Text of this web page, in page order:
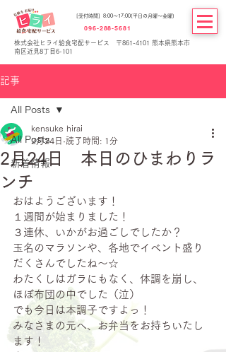
[受付時間] 8:00～17:00(平日の月曜～金曜)
096-288-5681
株式会社ヒライ給食宅配サービス 〒861-4101 熊本県熊本市
南区近見8丁目6-101
記事
All Posts
新着情報
All Posts
2月24日 本日のひまわりラ
ンチ
kensuke hirai
2月24日 読了時間: 1分
おはようございます！
１週間が始まりました！
３連休、いかがお過ごしでしたか？
玉名のマラソンや、各地でイベント盛り
だくさんでしたね～☆
わたくしはガラにもなく、体調を崩し、
ほぼ布団の中でした（泣）
でも今日は本調子ですよっ！
みなさまの元へ、お弁当をお持ちいたし
ます！